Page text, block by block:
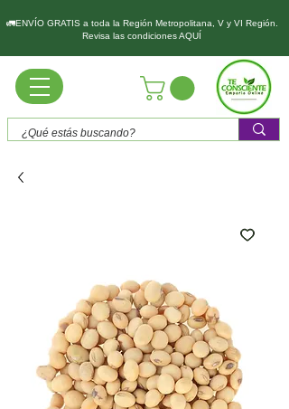
🚛ENVÍO GRATIS a toda la Región Metropolitana, V y VI Región.
Revisa las condiciones AQUÍ